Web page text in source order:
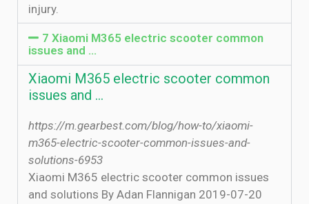
injury.
7 Xiaomi M365 electric scooter common
issues and …
Xiaomi M365 electric scooter common
issues and …
https://m.gearbest.com/blog/how-to/xiaomi-
m365-electric-scooter-common-issues-and-
solutions-6953
Xiaomi M365 electric scooter common issues
and solutions By Adan Flannigan 2019-07-20